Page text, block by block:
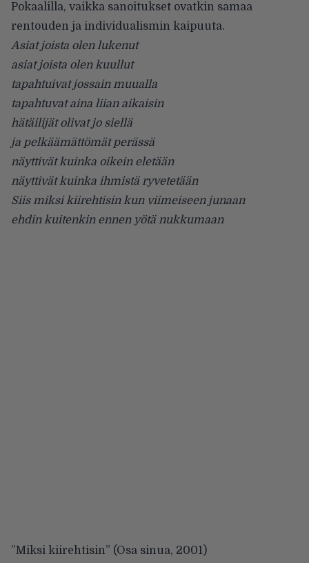
Pokaalilla, vaikka sanoitukset ovatkin samaa
rentouden ja individualismin kaipuuta.
Asiat joista olen lukenut
asiat joista olen kuullut
tapahtuivat jossain muualla
tapahtuvat aina liian aikaisin
hätäilijät olivat jo siellä
ja pelkäämättömät perässä
näyttivät kuinka oikein eletään
näyttivät kuinka ihmistä ryvetetään
Siis miksi kiirehtisin kun viimeiseen junaan
ehdin kuitenkin ennen yötä nukkumaan
”Miksi kiirehtisin” (Osa sinua, 2001)